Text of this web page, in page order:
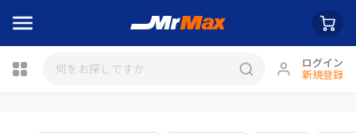
ログイン
新規登録